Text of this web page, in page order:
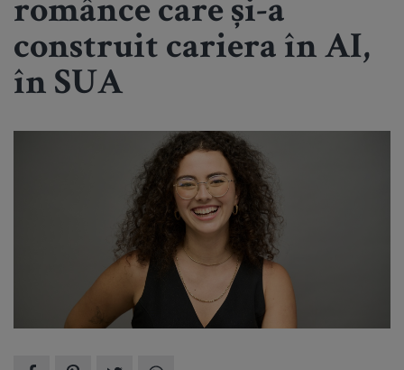
românce care și-a
construit cariera în AI,
în SUA